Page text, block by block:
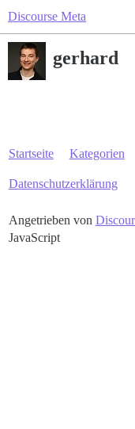
Discourse Meta
gerhard
Startseite Kategorien
Datenschutzerklärung
Angetrieben von
JavaScript